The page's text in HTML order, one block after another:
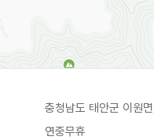
충청남도 태안군 이원
연중무휴